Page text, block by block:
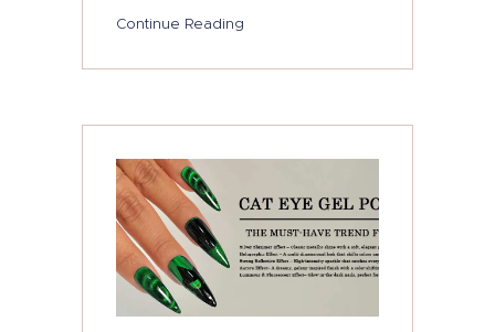
Hogar
Marca Privada
Color De Uñas
Tenteu
Contacto
Continue Reading